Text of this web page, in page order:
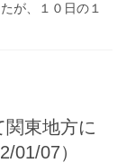
が、１０日の１
東地方に
01/07）